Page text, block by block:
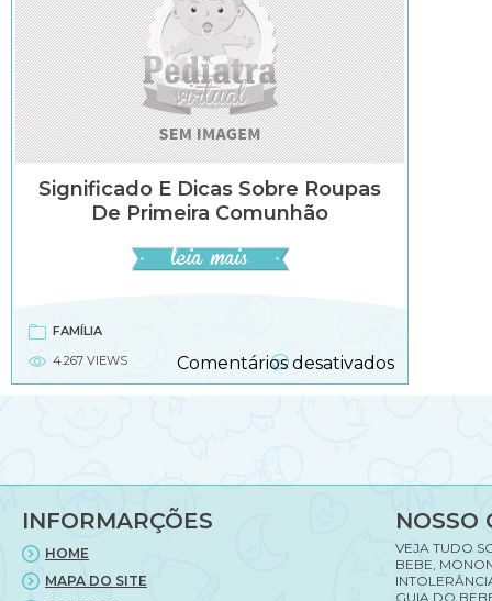
Significado E Dicas Sobre Roupas
De Primeira Comunhão
FAMÍLIA
4.267 VIEWS
Comentários desativadosem
Significado
de
primeira
comunhão
INFORMARÇÕES
HOME
MAPA DO SITE
NOSSO
VEJA TUDO
BEBE,
GUIA DO